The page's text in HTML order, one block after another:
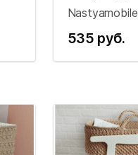
Nastyamobile
535 руб.